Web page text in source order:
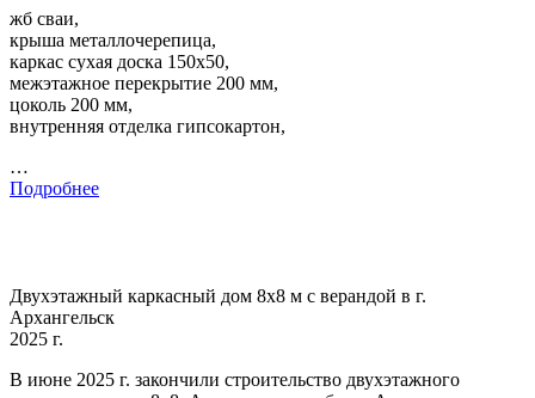
жб сваи,
крыша металлочерепица,
каркас сухая доска 150х50,
межэтажное перекрытие 200 мм,
цоколь 200 мм,
внутренняя отделка гипсокартон,
…
Подробнее
Двухэтажный каркасный дом 8х8 м с верандой в г.
Архангельск
2025 г.
В июне 2025 г. закончили строительство двухэтажного